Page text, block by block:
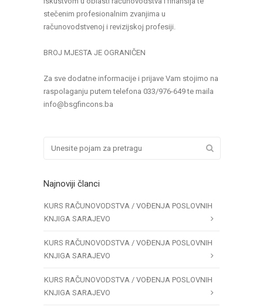
stečenim profesionalnim zvanjima u
računovodstvenoj i revizijskoj profesiji.
BROJ MJESTA JE OGRANIČEN
Za sve dodatne informacije i prijave Vam stojimo na
raspolaganju putem telefona 033/976-649 te maila
info@bsgfincons.ba
Najnoviji članci
KURS RAČUNOVODSTVA / VOĐENJA POSLOVNIH
KNJIGA SARAJEVO
KURS RAČUNOVODSTVA / VOĐENJA POSLOVNIH
KNJIGA SARAJEVO
KURS RAČUNOVODSTVA / VOĐENJA POSLOVNIH
KNJIGA SARAJEVO